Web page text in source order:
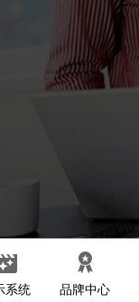
系统 品牌中心